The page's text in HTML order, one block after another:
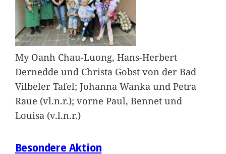
My Oanh Chau-Luong, Hans-Herbert
Dernedde und Christa Gobst von der Bad
Vilbeler Tafel; Johanna Wanka und Petra
Raue (vl.n.r.); vorne Paul, Bennet und
Louisa (v.l.n.r.)
Besondere Aktion